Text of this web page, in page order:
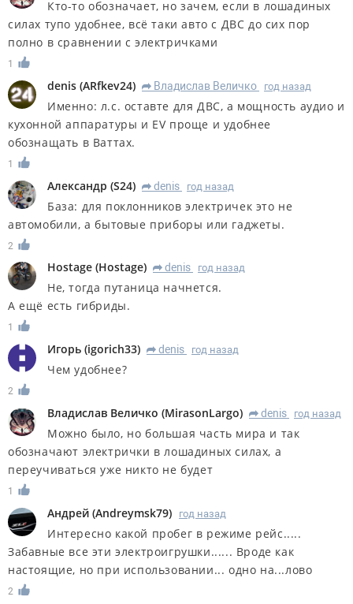
Кто-то обозначает, но зачем, если в лошадиных
силах тупо удобнее, всё таки авто с ДВС до сих пор
полно в сравнении с электричками
1
denis (ARfkev24) R Владислав Величко год назад
Именно: л.с. остaвте для ДВС, а мощность аудио и
кухонной аппаратуры и EV проще и удобнее
обознащать в Ваттах.
1
Александр (S24) R denis год назад
База: для поклонников электричек это не
автомобили, а бытовые приборы или гаджеты.
2
Hostage (Hostage) R denis год назад
Не, тогда путаница начнется.
А ещё есть гибриды.
1
Игорь (igorich33) R denis год назад
Чем удобнее?
2
Владислав Величко (MirasonLargo) R denis год назад
Можно было, но большая часть мира и так
обозначают электрички в лошадиных силах, а
переучиваться уже никто не будет
1
Андрей (Andreymsk79) год назад
Интересно какой пробег в режиме рейс.....
Забавные все эти электроигрушки...... Вроде как
настоящие, но при использовании... одно на...лово
2